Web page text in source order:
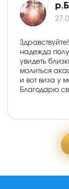
надежда
увидеть
молиться
и вот виза у
Благодарю